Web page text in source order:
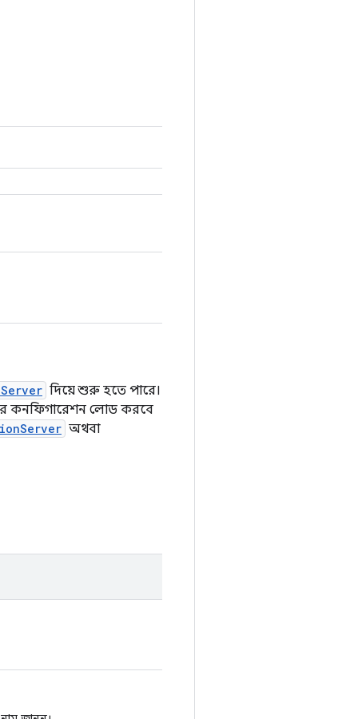
দিয়ে শুরু হতে পারে।
কনফিগারেশন লোড করবে
অথবা